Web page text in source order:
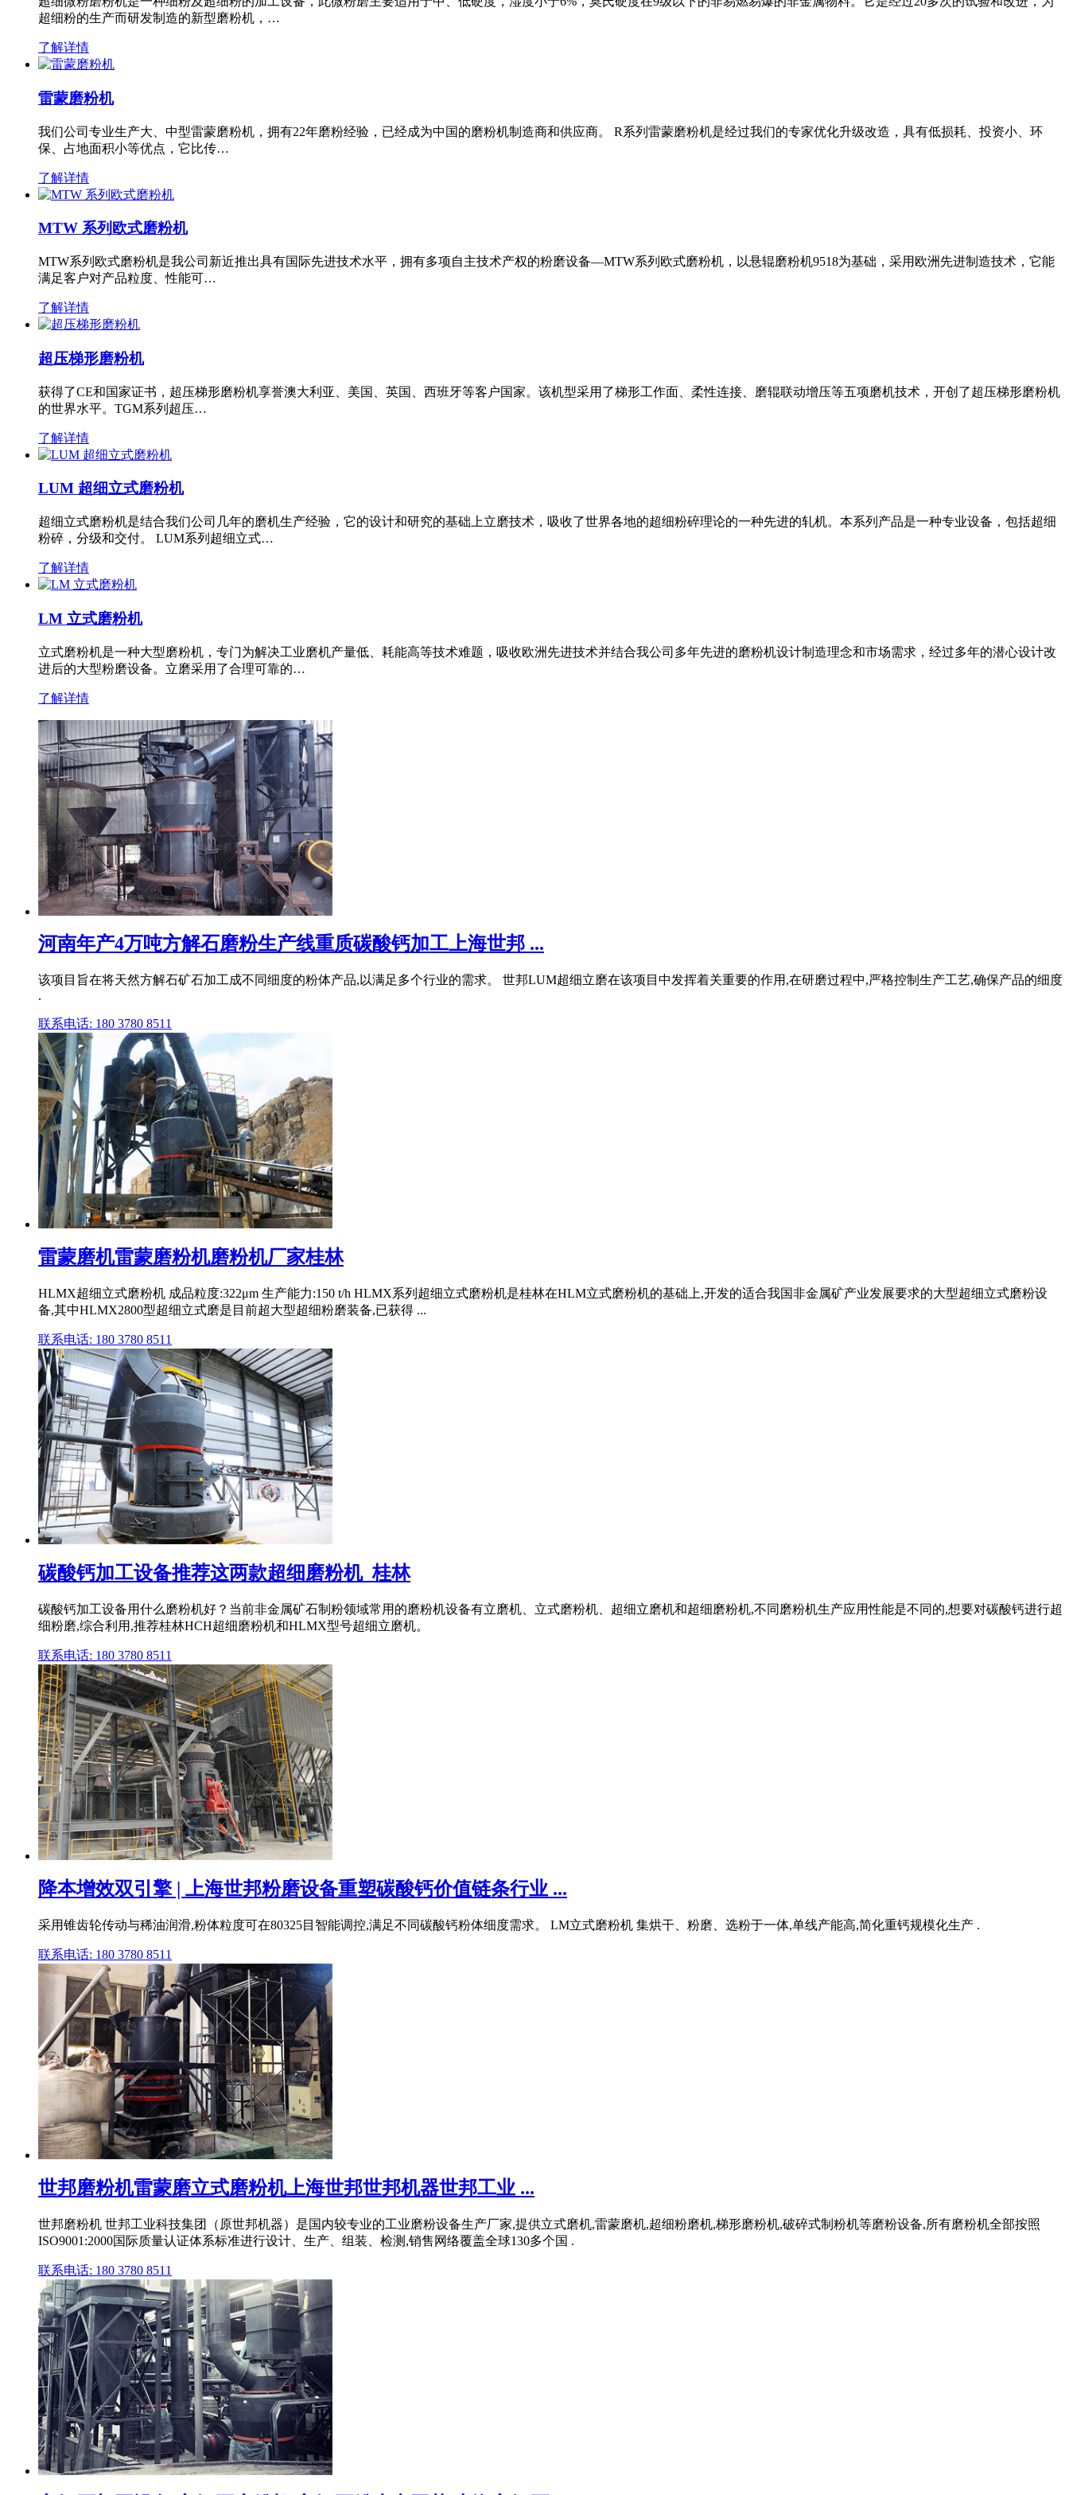
超细粉的生产而研发制造的新型磨粉机，…
了解详情
雷蒙磨粉机
我们公司专业生产大、中型雷蒙磨粉机，拥有22年磨粉经验，已经成为中国的磨粉机制造商和供应商。 R系列雷蒙磨粉机是经过我们的专家优化升级改造，具有低损耗、投资小、环
保、占地面积小等优点，它比传…
了解详情
MTW 系列欧式磨粉机
MTW系列欧式磨粉机是我公司新近推出具有国际先进技术水平，拥有多项自主技术产权的粉磨设备—MTW系列欧式磨粉机，以悬辊磨粉机9518为基础，采用欧洲先进制造技术，它能
满足客户对产品粒度、性能可…
了解详情
超压梯形磨粉机
获得了CE和国家证书，超压梯形磨粉机享誉澳大利亚、美国、英国、西班牙等客户国家。该机型采用了梯形工作面、柔性连接、磨辊联动增压等五项磨机技术，开创了超压梯形磨粉机
的世界水平。TGM系列超压…
了解详情
LUM 超细立式磨粉机
超细立式磨粉机是结合我们公司几年的磨机生产经验，它的设计和研究的基础上立磨技术，吸收了世界各地的超细粉碎理论的一种先进的轧机。本系列产品是一种专业设备，包括超细
粉碎，分级和交付。 LUM系列超细立式…
了解详情
LM 立式磨粉机
立式磨粉机是一种大型磨粉机，专门为解决工业磨机产量低、耗能高等技术难题，吸收欧洲先进技术并结合我公司多年先进的磨粉机设计制造理念和市场需求，经过多年的潜心设计改
进后的大型粉磨设备。立磨采用了合理可靠的…
了解详情
河南年产4万吨方解石磨粉生产线重质碳酸钙加工上海世邦 ...
该项目旨在将天然方解石矿石加工成不同细度的粉体产品,以满足多个行业的需求。 世邦LUM超细立磨在该项目中发挥着关重要的作用,在研磨过程中,严格控制生产工艺,确保产品的细度
.
联系电话: 180 3780 8511
雷蒙磨机雷蒙磨粉机磨粉机厂家桂林
HLMX超细立式磨粉机 成品粒度:322μm 生产能力:150 t/h HLMX系列超细立式磨粉机是桂林在HLM立式磨粉机的基础上,开发的适合我国非金属矿产业发展要求的大型超细立式磨粉设
备,其中HLMX2800型超细立式磨是目前超大型超细粉磨装备,已获得 ...
联系电话: 180 3780 8511
碳酸钙加工设备推荐这两款超细磨粉机_桂林
碳酸钙加工设备用什么磨粉机好？当前非金属矿石制粉领域常用的磨粉机设备有立磨机、立式磨粉机、超细立磨机和超细磨粉机,不同磨粉机生产应用性能是不同的,想要对碳酸钙进行超
细粉磨,综合利用,推荐桂林HCH超细磨粉机和HLMX型号超细立磨机。
联系电话: 180 3780 8511
降本增效双引擎 | 上海世邦粉磨设备重塑碳酸钙价值链条行业 ...
采用锥齿轮传动与稀油润滑,粉体粒度可在80325目智能调控,满足不同碳酸钙粉体细度需求。 LM立式磨粉机 集烘干、粉磨、选粉于一体,单线产能高,简化重钙规模化生产 .
联系电话: 180 3780 8511
世邦磨粉机雷蒙磨立式磨粉机上海世邦世邦机器世邦工业 ...
世邦磨粉机 世邦工业科技集团（原世邦机器）是国内较专业的工业磨粉设备生产厂家,提供立式磨机,雷蒙磨机,超细粉磨机,梯形磨粉机,破碎式制粉机等磨粉设备,所有磨粉机全部按照
ISO9001:2000国际质量认证体系标准进行设计、生产、组装、检测,销售网络覆盖全球130多个国 .
联系电话: 180 3780 8511